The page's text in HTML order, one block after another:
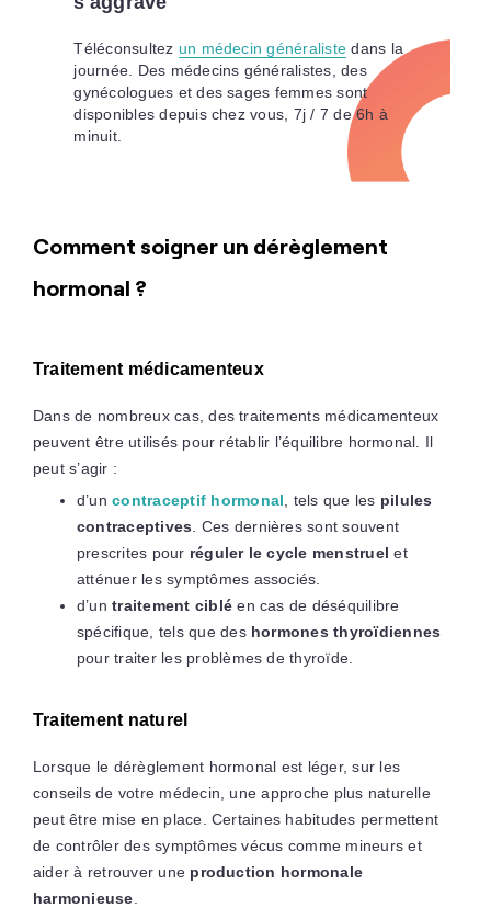
Téléconsultez un médecin généraliste dans la
journée. Des médecins généralistes, des
gynécologues et des sages femmes sont
disponibles depuis chez vous, 7j / 7 de 6h à
minuit.
Comment soigner un dérèglement
hormonal ?
Traitement médicamenteux
Dans de nombreux cas, des traitements médicamenteux
peuvent être utilisés pour rétablir l’équilibre hormonal. Il
peut s’agir :
d’uncontraceptif hormonal , tels que les pilules
contraceptives . Ces dernières sont souvent
prescrites pour réguler le cycle menstruel et
atténuer les symptômes associés.
d’untraitement ciblé en cas de déséquilibre
spécifique, tels que des hormones thyroïdiennes
pour traiter les problèmes de thyroïde.
Traitement naturel
Lorsque le dérèglement hormonal est léger, sur les
conseils de votre médecin, une approche plus naturelle
peut être mise en place. Certaines habitudes permettent
de contrôler des symptômes vécus comme mineurs et
aider à retrouver une production hormonale
harmonieuse